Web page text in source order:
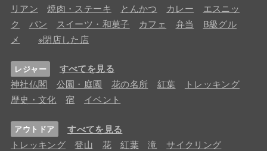
リアン
焼肉・ステーキ とんかつ カレー
エスニッ
ク
パン スイーツ・和菓子 カフェ 弁当
B級グル
メ
※閉店した店
レジャー すべてを見る
神社仏閣 公園・庭園 花の名所 紅葉
トレッキング
歴史・文化
宿 イベント
アウトドア すべてを見る
トレッキング 登山 花 紅葉 滝 サイクリング